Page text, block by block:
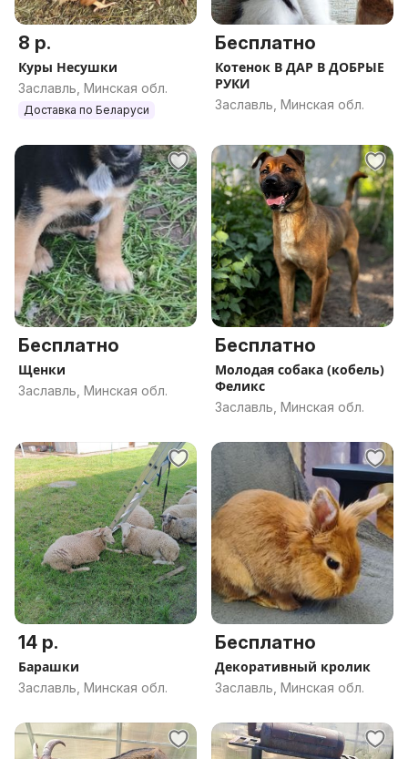
8 р.
Куры Несушки
Заславль, Минская обл.
Доставка по Беларуси
Бесплатно
Котенок В ДАР В ДОБРЫЕ
РУКИ
Заславль, Минская обл.
Бесплатно
Щенки
Заславль, Минская обл.
Бесплатно
Молодая собака (кобель)
Феликс
Заславль, Минская обл.
14 р.
Барашки
Заславль, Минская обл.
Бесплатно
Декоративный кролик
Заславль, Минская обл.